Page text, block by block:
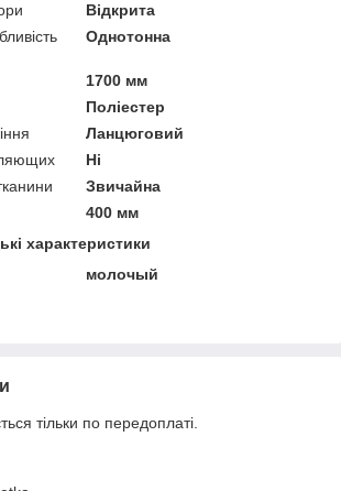
Відкрита
Однотонна
1700 мм
Поліестер
Ланцюговий
Ні
Звичайна
400 мм
характеристики
молочый
тільки по передоплаті.